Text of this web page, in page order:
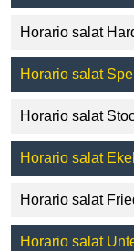
Horario salat
Horario salat
Horario salat
Horario salat Ekel
Horario salat
Horario salat